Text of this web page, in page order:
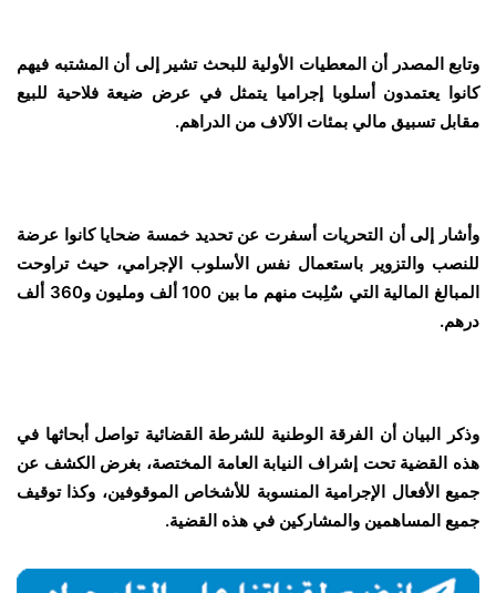
وتابع المصدر أن المعطيات الأولية للبحث تشير إلى أن المشتبه فيهم
كانوا يعتمدون أسلوبا إجراميا يتمثل في عرض ضيعة فلاحية للبيع
مقابل تسبيق مالي بمئات الآلاف من الدراهم.
وأشار إلى أن التحريات أسفرت عن تحديد خمسة ضحايا كانوا عرضة
للنصب والتزوير باستعمال نفس الأسلوب الإجرامي، حيث تراوحت
المبالغ المالية التي سٌلِبت منهم ما بين 100 ألف ومليون و360 ألف
درهم.
وذكر البيان أن الفرقة الوطنية للشرطة القضائية تواصل أبحاثها في
هذه القضية تحت إشراف النيابة العامة المختصة، بغرض الكشف عن
جميع الأفعال الإجرامية المنسوبة للأشخاص الموقوفين، وكذا توقيف
جميع المساهمين والمشاركين في هذه القضية.